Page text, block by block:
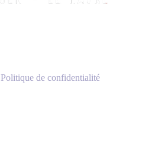
Politique de confidentialité